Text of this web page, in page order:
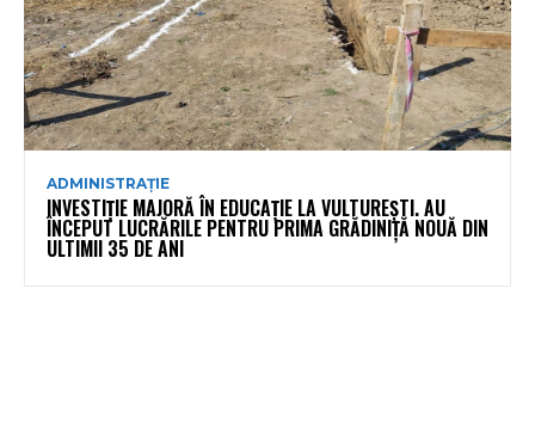
ADMINISTRAȚIE
INVESTIȚIE MAJORĂ ÎN EDUCAȚIE LA VULTUREȘTI. AU
ÎNCEPUT LUCRĂRILE PENTRU PRIMA GRĂDINIȚĂ NOUĂ DIN
ULTIMII 35 DE ANI